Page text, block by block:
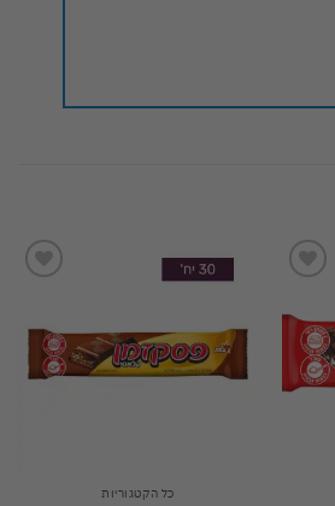
wishlist
כל הקטגוריות